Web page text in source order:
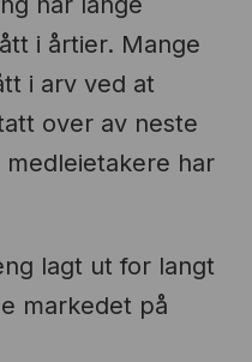
i årtier. Mange
i arv ved at
over av neste
har
lagt ut for langt
markedet på